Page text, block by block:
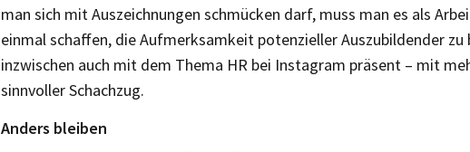
man sich mit Auszeichnungen schmücken darf, muss man es als
einmal schaffen, die Aufmerksamkeit potenzieller Auszubildender
inzwischen auch mit dem Thema HR bei Instagram präsent – mit
sinnvoller Schachzug.
Anders bleiben